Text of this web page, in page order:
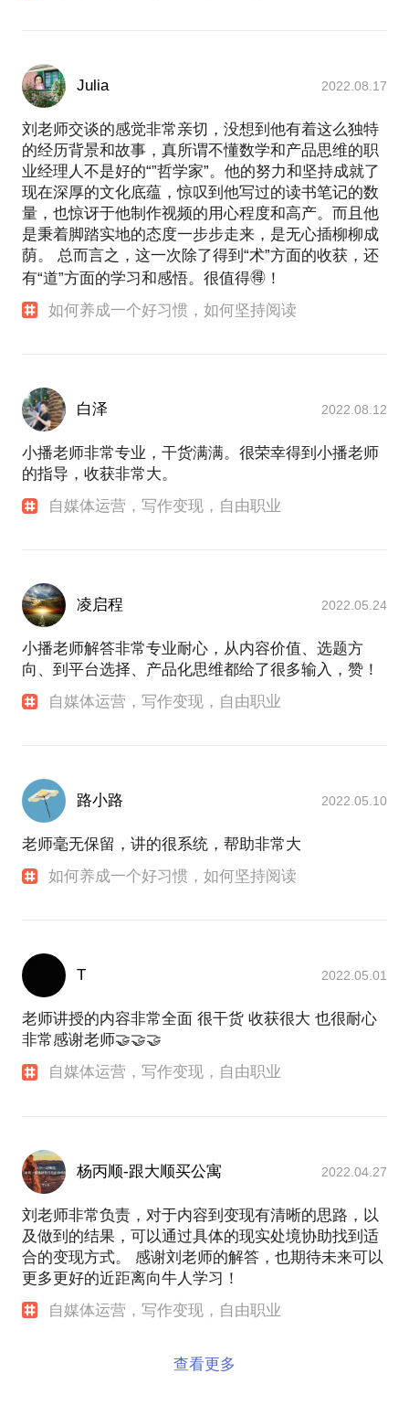
Julia 2022.08.17
刘老师交谈的感觉非常亲切，没想到他有着这么独特
的经历背景和故事，真所谓不懂数学和产品思维的职
业经理人不是好的“”哲学家”。他的努力和坚持成就了
现在深厚的文化底蕴，惊叹到他写过的读书笔记的数
量，也惊讶于他制作视频的用心程度和高产。而且他
是秉着脚踏实地的态度一步步走来，是无心插柳柳成
荫。 总而言之，这一次除了得到“术”方面的收获，还
有“道”方面的学习和感悟。很值得🉐！
如何养成一个好习惯，如何坚持阅读
白泽 2022.08.12
小播老师非常专业，干货满满。很荣幸得到小播老师
的指导，收获非常大。
自媒体运营，写作变现，自由职业
凌启程 2022.05.24
小播老师解答非常专业耐心，从内容价值、选题方
向、到平台选择、产品化思维都给了很多输入，赞！
自媒体运营，写作变现，自由职业
路小路 2022.05.10
老师毫无保留，讲的很系统，帮助非常大
如何养成一个好习惯，如何坚持阅读
T 2022.05.01
老师讲授的内容非常全面 很干货 收获很大 也很耐心
非常感谢老师🤝🤝🤝
自媒体运营，写作变现，自由职业
杨丙顺-跟大顺买公寓 2022.04.27
刘老师非常负责，对于内容到变现有清晰的思路，以
及做到的结果，可以通过具体的现实处境协助找到适
合的变现方式。 感谢刘老师的解答，也期待未来可以
更多更好的近距离向牛人学习！
自媒体运营，写作变现，自由职业
查看更多